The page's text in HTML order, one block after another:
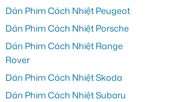
Dán Phim Cách Nhiệt Peugeot
Dán Phim Cách Nhiệt Porsche
Dán Phim Cách Nhiệt Range
Rover
Dán Phim Cách Nhiệt Skoda
Dán Phim Cách Nhiệt Subaru